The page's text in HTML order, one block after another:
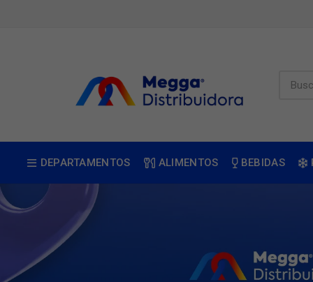
DEPARTAMENTOS ALIMENTOS BEBIDAS